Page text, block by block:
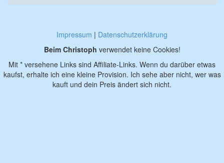
Impressum | Datenschutzerklärung
Beim Christoph verwendet keine Cookies!
Mit * versehene Links sind Affiliate-Links. Wenn du darüber etwas
kaufst, erhalte ich eine kleine Provision. Ich sehe aber nicht, wer was
kauft und dein Preis ändert sich nicht.